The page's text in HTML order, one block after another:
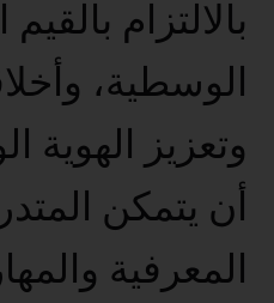
بالالتزام
الوسطية،
وتعزيز الهوية
أن يتمكن
المعرفية